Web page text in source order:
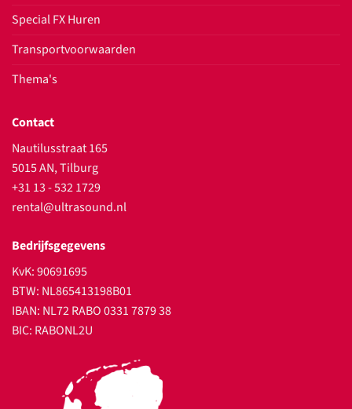
Special FX Huren
Transportvoorwaarden
Thema's
Contact
Nautilusstraat 165
5015 AN, Tilburg
+31 13 - 532 1729
rental@ultrasound.nl
Bedrijfsgegevens
KvK: 90691695
BTW: NL865413198B01
IBAN: NL72 RABO 0331 7879 38
BIC: RABONL2U